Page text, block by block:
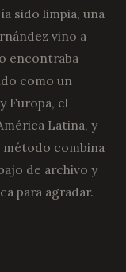
sido limpia, una
vino a
encontraba
como un
Europa, el
Latina, y
método combina
de archivo y
para agradar.